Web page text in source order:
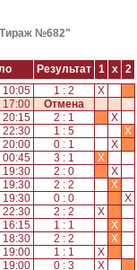
№682"
Результат 1 x
2
10:05 1 : 2
X
17:00 Отмена
X
20:15 2 : 1
X
22:30 1 : 5
X
20:00 0 : 1
X
00:45 3 : 1
X
19:30 2 : 0
X
19:30 2 : 2
X
19:30 0 : 0
X
22:30 2 : 2
X
16:15 1 : 1
X
18:30 2 : 2
X
19:00 1 : 1
X
19:00 0 : 3
X